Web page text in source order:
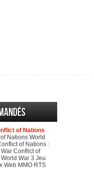
of Nations
Nations World
of Nations :
Conflict of
War 3 Jeu
Web MMO RTS